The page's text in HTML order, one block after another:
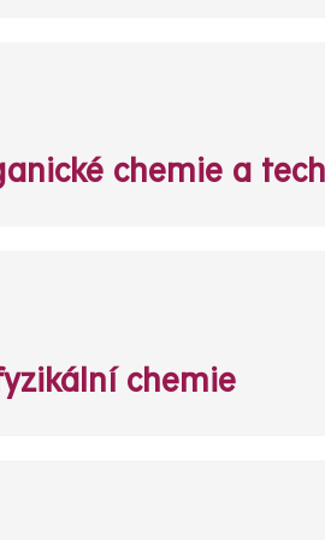
chemie a
chemie